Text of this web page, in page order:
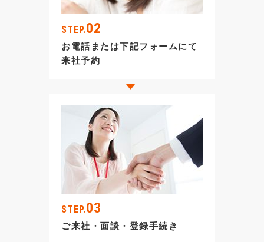
STEP.02
お電話または下記フォームにて
来社予約
STEP.03
ご来社・面談・登録手続き